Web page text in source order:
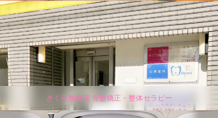
さくら整体院 骨盤矯正・整体セラピー